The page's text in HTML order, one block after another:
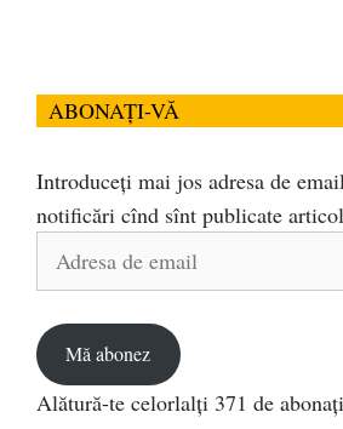
ABONAȚI-VĂ
Introduceți mai jos adresa de
notificări cînd sînt publicate
Mă abonez
Alătură-te celorlalți 371 de